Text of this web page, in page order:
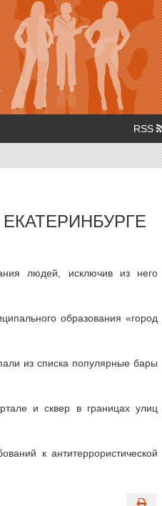
RSS
людей, исключив из него
образования «город
из списка популярные бары
и сквер в границах улиц
к антитеррористической